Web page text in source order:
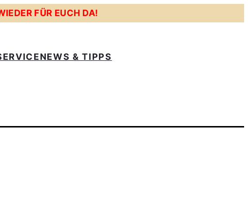
FÜR EUCH DA!
NEWS & TIPPS